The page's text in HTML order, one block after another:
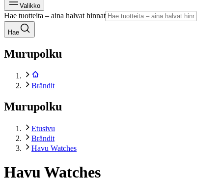
Valikko
Hae tuotteita – aina halvat hinnat
Hae
Murupolku
Brändit
Murupolku
Etusivu
Brändit
Havu Watches
Havu Watches